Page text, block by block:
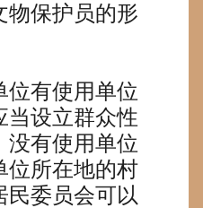
物保护员的形
有使用单位
当设立群众性
没有使用单位
位所在地的村
民委员会可以